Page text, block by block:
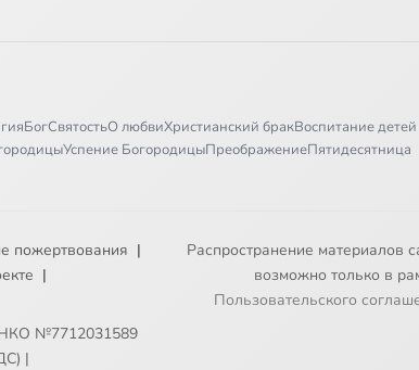
БогСвятостьО любвиХристианский бракВоспитание детей
Успение БогородицыПреображениеПятидесятница
пожертвования |
|
№7712031589
|
Распространение материалов
возможно только в
Пользовательского